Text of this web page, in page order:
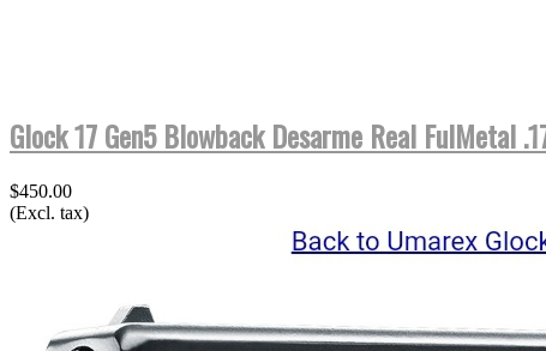
Glock 17 Gen5 Blowback Desarme Real FulMetal
$450.00
(Excl. tax)